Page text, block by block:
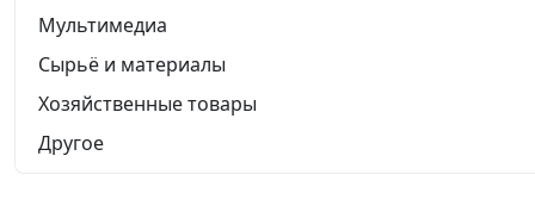
Мультимедиа
Сырьё и материалы
Хозяйственные товары
Другое